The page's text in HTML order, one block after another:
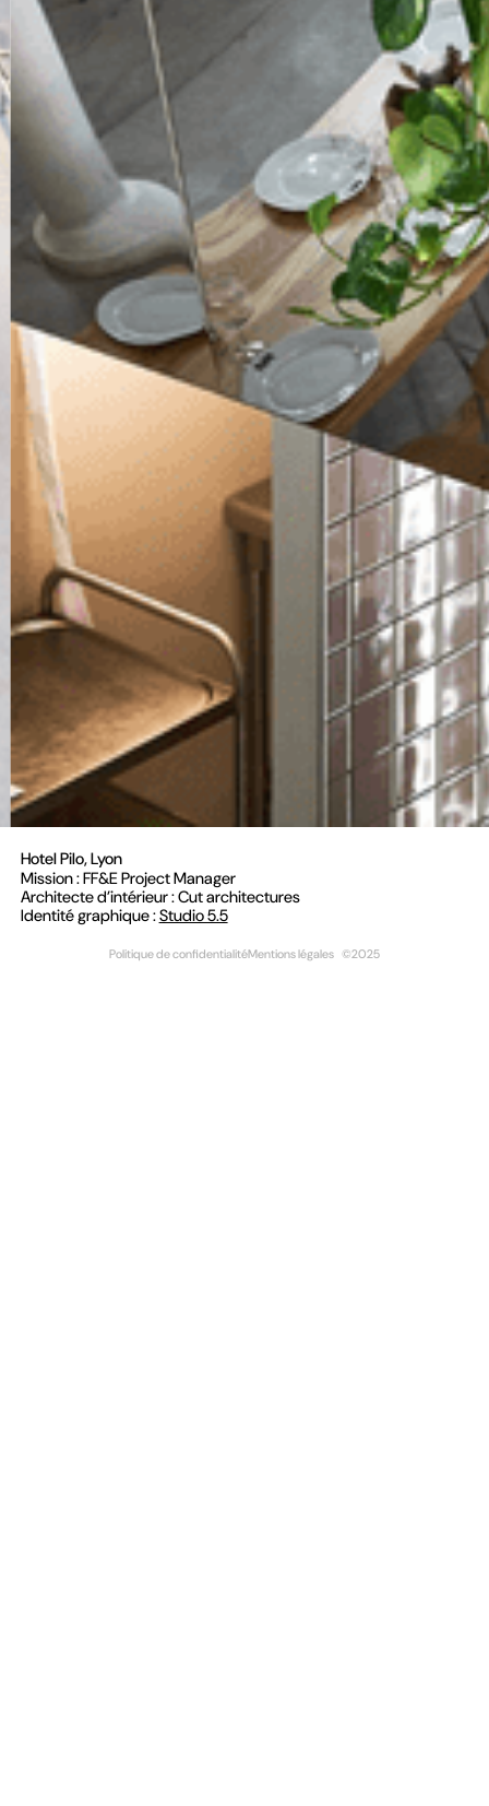
Hotel Pilo, Lyon
Mission : FF&E Project Manager
Architecte d’intérieur : Cut architectures
Identité graphique :Studio 5.5
Politique de confidentialitéMentions légales ©2025